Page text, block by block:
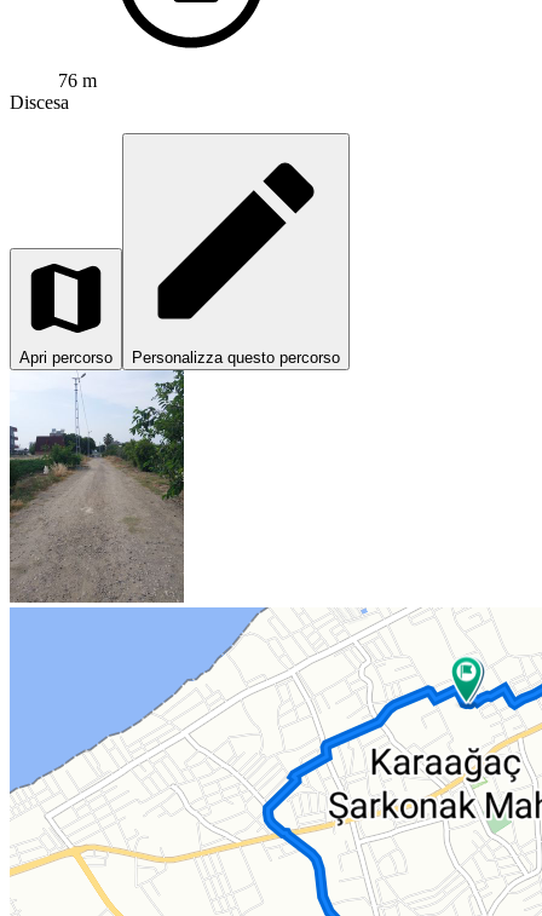
76 m
Discesa
Apri percorso Personalizza questo percorso